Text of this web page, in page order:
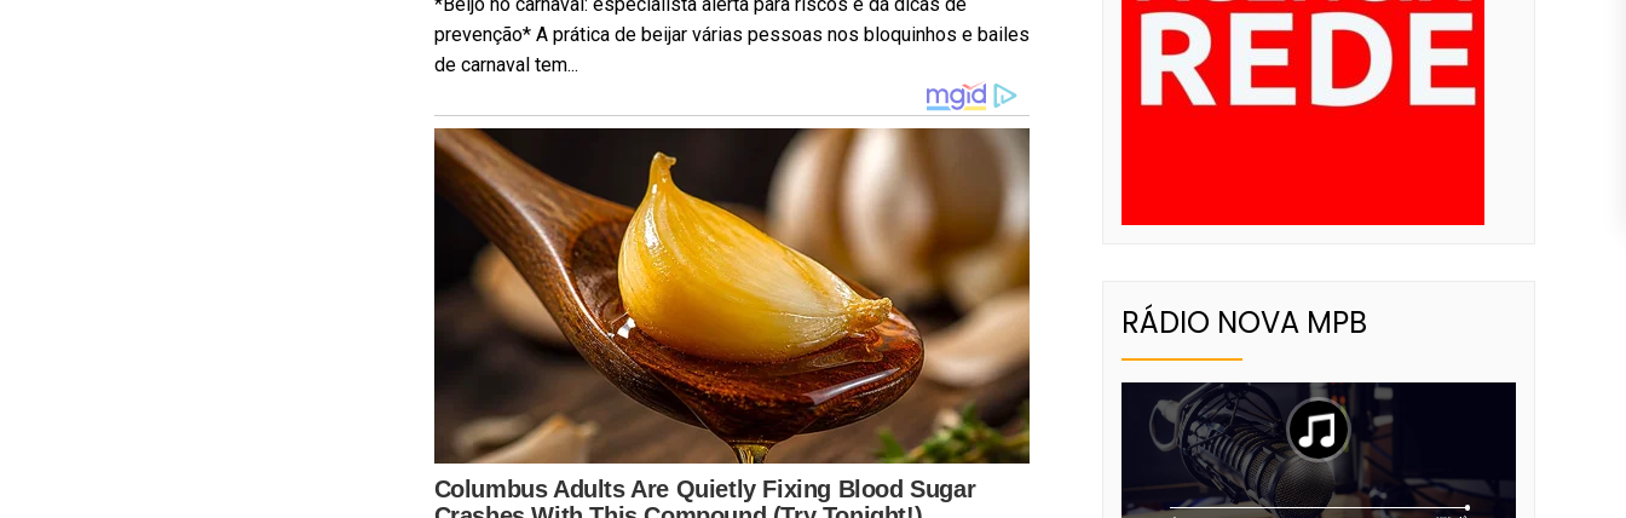
prevenção* A prática de beijar várias pessoas nos bloquinhos e bailes
de carnaval tem...
RÁDIO NOVA MPB